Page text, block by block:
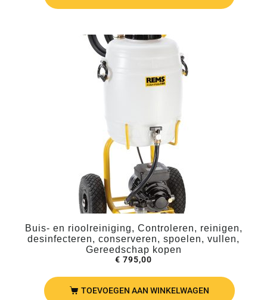
Buis- en rioolreiniging, Controleren, reinigen,
desinfecteren, conserveren, spoelen, vullen,
Gereedschap kopen
€ 795,00
TOEVOEGEN AAN WINKELWAGEN